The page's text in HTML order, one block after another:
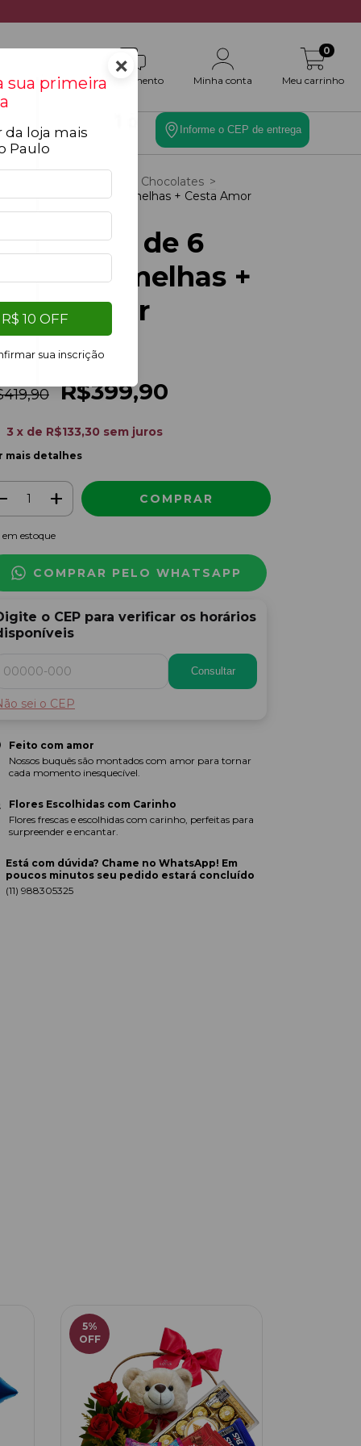
Atendimento Minha conta Meu carrinho
0
Toque Final Informe o CEP de entrega
Cesta de Chocolates >
Buquê de 6 Rosas Vermelhas + Cesta Amor
Buquê de 6
Vermelhas +
Amor
R$399,90
3 x de R$133,30 sem juros
mais detalhes
em estoque
COMPRAR PELO WHATSAPP
o CEP para verificar os horários
Consultar
sei o CEP
Feito com amor
Nossos buquês são montados com amor para tornar
cada momento inesquecível.
Flores Escolhidas com Carinho
Flores frescas e escolhidas com carinho, perfeitas para
surpreender e encantar.
Está com dúvida? Chame no WhatsApp! Em
poucos minutos seu pedido estará concluído
(11) 988305325
5%
OFF
×
sua primeira
loja mais
Paulo
10 OFF
sua inscrição